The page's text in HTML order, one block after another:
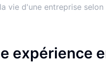
vie d'une entreprise
expérience